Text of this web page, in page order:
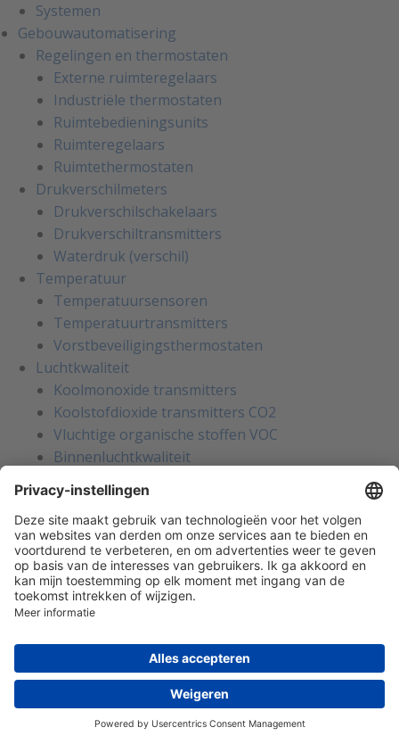
Systemen
Gebouwautomatisering
Regelingen en thermostaten
Externe ruimteregelaars
Industriële thermostaten
Ruimtebedieningsunits
Ruimteregelaars
Ruimtethermostaten
Drukverschilmeters
Drukverschilschakelaars
Drukverschiltransmitters
Waterdruk (verschil)
Temperatuur
Temperatuursensoren
Temperatuurtransmitters
Vorstbeveiligingsthermostaten
Luchtkwaliteit
Koolmonoxide transmitters
Koolstofdioxide transmitters CO2
Vluchtige organische stoffen VOC
Binnenluchtkwaliteit
Luchtvochtigheidstransmitters
Luchtsnelheid en flow
Flowschakelaars voor water
Flowsensoren voor ventilatiekanalen
Luchtsnelheidstransmitters
Licht en bewegingssensoren
Lichtsterktemeting
Zonnewarmtemeting
Weerstations en meteorologie
Weerstations en meteorologie